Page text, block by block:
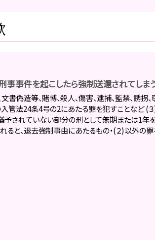
事事件を起こしたら強制送還されてしま
文書偽造等、賭博、殺人、傷害、逮捕、監禁、誘拐、
管法24条4号の2にあたる罪を犯すことなど (
予されていない部分の刑として無期または1年
ると、退去強制事由にあたるもの・(２)以外の